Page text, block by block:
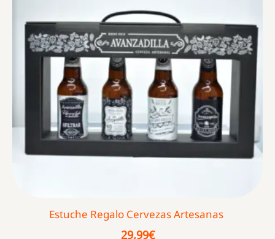
Estuche Regalo Cervezas Artesanas
29,99€